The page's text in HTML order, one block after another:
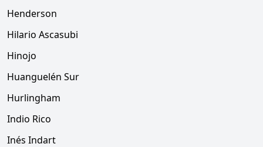
Henderson
Hilario Ascasubi
Hinojo
Huanguelén Sur
Hurlingham
Indio Rico
Inés Indart